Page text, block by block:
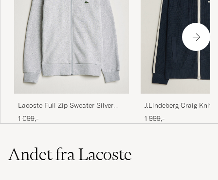
Lacoste Full Zip Sweater Silver
Chine
1 099,-
J.Lindeberg Craig
JL Navy
1 999,-
Andet fra Lacoste